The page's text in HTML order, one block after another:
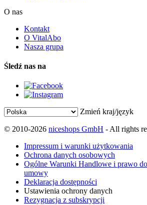
O nas
Kontakt
O VitalAbo
Nasza grupa
Śledź nas na
Zmień kraj/język
© 2010-2026 niceshops GmbH - All rights
Impressum i warunki użytkowania
Ochrona danych osobowych
Ogólne Warunki Handlowe i prawo
umowy
Deklaracja dostępności
Ustawienia ochrony danych
Rezygnacja z subskrypcji